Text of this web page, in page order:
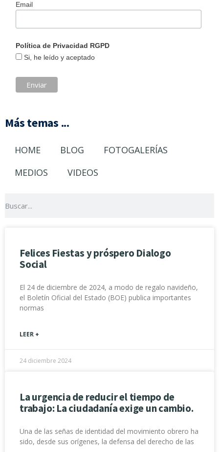
Email
Política de Privacidad RGPD
Si, he leído y aceptado
Más temas ...
HOME BLOG
FOTOGALERÍAS
MEDIOS
VIDEOS
Felices Fiestas y próspero Dialogo
Social
El 24 de diciembre de 2024, a modo de regalo navideño,
el Boletín Oficial del Estado (BOE) publica importantes
normas
LEER +
24 diciembre 2024
La urgencia de reducir el tiempo de
trabajo: La ciudadanía exige un cambio.
Una de las señas de identidad del movimiento obrero ha
sido, desde sus orígenes, la defensa del derecho de las